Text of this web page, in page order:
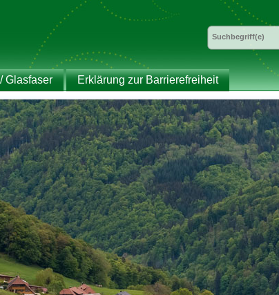
Glasfaser Erklärung zur Barrierefreiheit